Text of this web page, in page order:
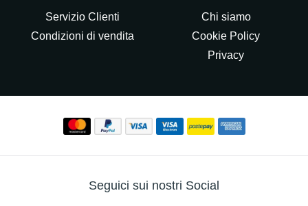
Servizio Clienti
Condizioni di vendita
Chi siamo
Cookie Policy
Privacy
Seguici sui nostri Social